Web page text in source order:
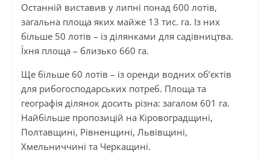
Останній виставив у липні понад 600 лотів,
загальна площа яких майже 13 тис. га. Із них
більше 50 лотів – із ділянками для садівництва.
Їхня площа – близько 660 га.
Ще більше 60 лотів – із оренди водних об’єктів
для рибогосподарських потреб. Площа та
географія ділянок досить різна: загалом 601 га.
Найбільше пропозицій на Кіровоградщині,
Полтавщині, Рівненщині, Львівщині,
Хмельниччині та Черкащині.